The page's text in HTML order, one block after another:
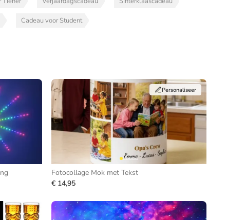
Cadeau voor Student
Personaliseer
Fotocollage Mok met Tekst
€ 14,95